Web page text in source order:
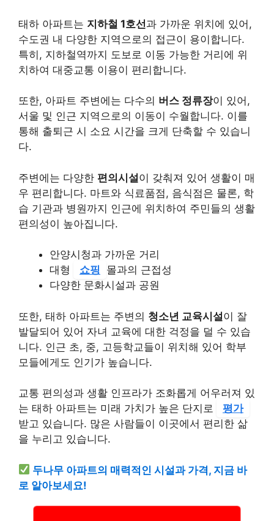
태하 아파트는 지하철 1호선과 가까운 위치에 있어,
수도권 내 다양한 지역으로의 접근이 용이합니다.
특히, 지하철역까지 도보로 이동 가능한 거리에 위
치하여 대중교통 이용이 편리합니다.
또한, 아파트 주변에는 다수의 버스 정류장이 있어,
서울 및 인근 지역으로의 이동이 수월합니다. 이를
통해 출퇴근 시 소요 시간을 크게 단축할 수 있습니
다.
주변에는 다양한 편의시설이 갖춰져 있어 생활이 매
우 편리합니다. 마트와 식료품점, 음식점은 물론, 학
습 기관과 병원까지 인근에 위치하여 주민들의 생활
편의성이 높아집니다.
안양시청과 가까운 거리
대형
쇼핑 몰과의 근접성
다양한 문화시설과 공원
또한, 태하 아파트는 주변의 청소년 교육시설이 잘
발달되어 있어 자녀 교육에 대한 걱정을 덜 수 있습
니다. 인근 초, 중, 고등학교들이 위치해 있어 학부
모들에게도 인기가 높습니다.
교통 편의성과 생활 인프라가 조화롭게 어우러져 있
는 태하 아파트는 미래 가치가 높은 단지로
평가
받고 있습니다. 많은 사람들이 이곳에서 편리한 삶
을 누리고 있습니다.
두나무 아파트의 매력적인 시설과 가격, 지금 바
로 알아보세요!